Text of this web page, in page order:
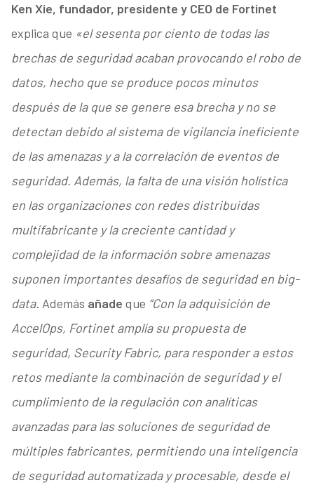
Ken Xie, fundador, presidente y CEO de Fortinet
explica que «el sesenta por ciento de todas las
brechas de seguridad acaban provocando el robo de
datos, hecho que se produce pocos minutos
después de la que se genere esa brecha y no se
detectan debido al sistema de vigilancia ineficiente
de las amenazas y a la correlación de eventos de
seguridad. Además, la falta de una visión holística
en las organizaciones con redes distribuidas
multifabricante y la creciente cantidad y
complejidad de la información sobre amenazas
suponen importantes desafíos de seguridad en big-
data. Además añade que “Con la adquisición de
AccelOps, Fortinet amplía su propuesta de
seguridad, Security Fabric, para responder a estos
retos mediante la combinación de seguridad y el
cumplimiento de la regulación con analíticas
avanzadas para las soluciones de seguridad de
múltiples fabricantes, permitiendo una inteligencia
de seguridad automatizada y procesable, desde el